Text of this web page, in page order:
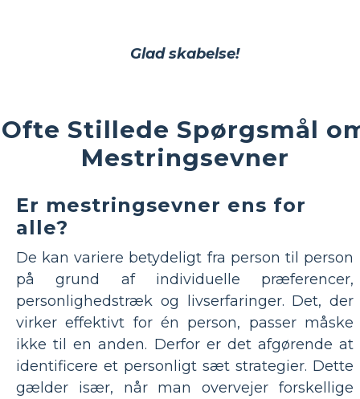
Glad skabelse!
Ofte Stillede Spørgsmål
Mestringsevner
Er mestringsevner ens for
alle?
De kan variere betydeligt fra person til person
på grund af individuelle præferencer,
personlighedstræk og livserfaringer. Det, der
virker effektivt for én person, passer måske
ikke til en anden. Derfor er det afgørende at
identificere et personligt sæt strategier. Dette
gælder især, når man overvejer forskellige